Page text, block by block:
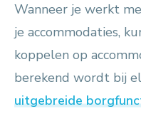
Wanneer je werkt
je accommodaties,
koppelen op
berekend wordt bij
uitgebreide